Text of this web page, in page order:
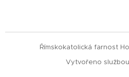
Římskokatolická farnost
Vytvořeno službou